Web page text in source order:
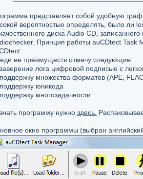
представляет собой удобную
вероятностью определять, было ли
диска Audio CD,
Принцип работы auCDtect Task
ее преимуществ отмечу следующие:
лога цифровой подписью с
множества форматов (APE,
юникода
многозадачности
программу нужно здесь.
окно программы (выбран